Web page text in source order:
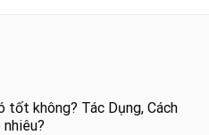
tốt không? Tác Dụng, Cách